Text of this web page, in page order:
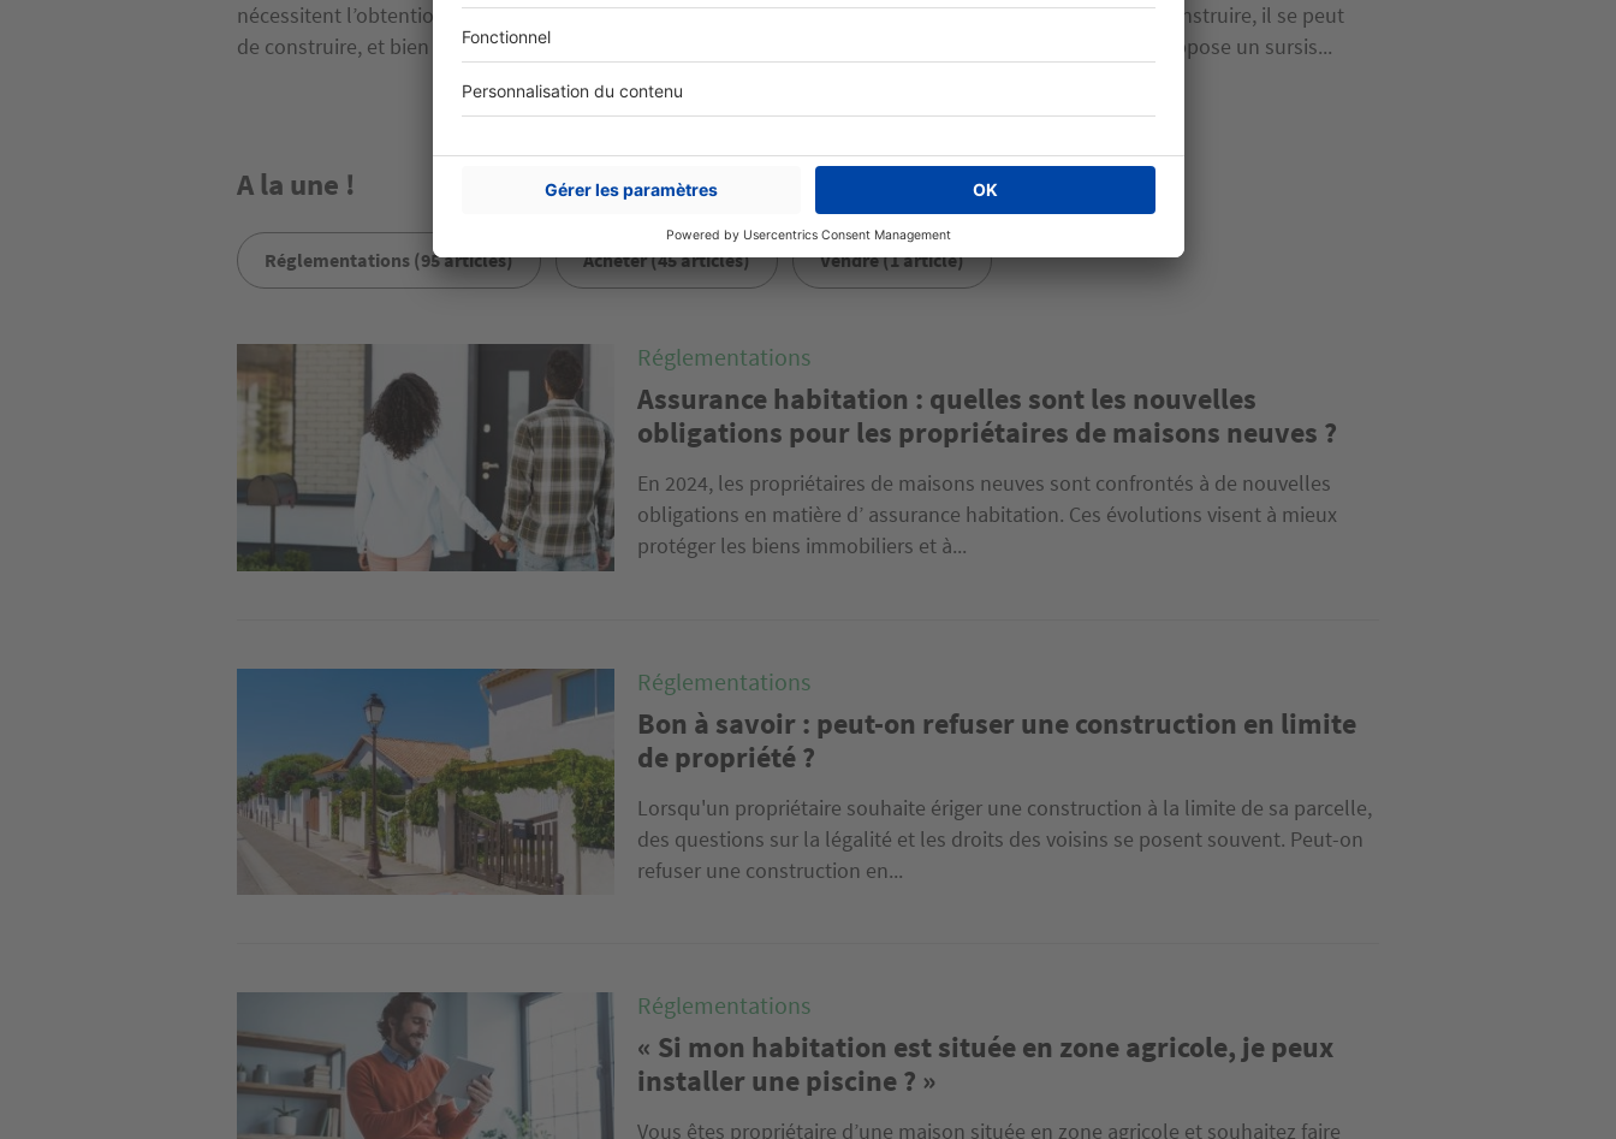
nécessitent l’obtention d’un permis
de construire, et bien que...
construire pour édifier votre maison.
de permis de construire, il se peut
que l’on vous oppose un sursis...
A la une !
Réglementations (95 articles) Acheter (45 articles) Vendre (1 article)
Réglementations
Assurance habitation : quelles sont les nouvelles
obligations pour les propriétaires de maisons neuves ?
En 2024, les propriétaires de maisons neuves sont confrontés à de nouvelles
obligations en matière d’ assurance habitation. Ces évolutions visent à mieux
protéger les biens immobiliers et à...
Réglementations
Bon à savoir : peut-on refuser une construction en limite
de propriété ?
Lorsqu'un propriétaire souhaite ériger une construction à la limite de sa parcelle,
des questions sur la légalité et les droits des voisins se posent souvent. Peut-on
refuser une construction en...
Réglementations
« Si mon habitation est située en zone agricole, je peux
installer une piscine ? »
Vous êtes propriétaire d’une maison située en zone agricole et souhaitez faire